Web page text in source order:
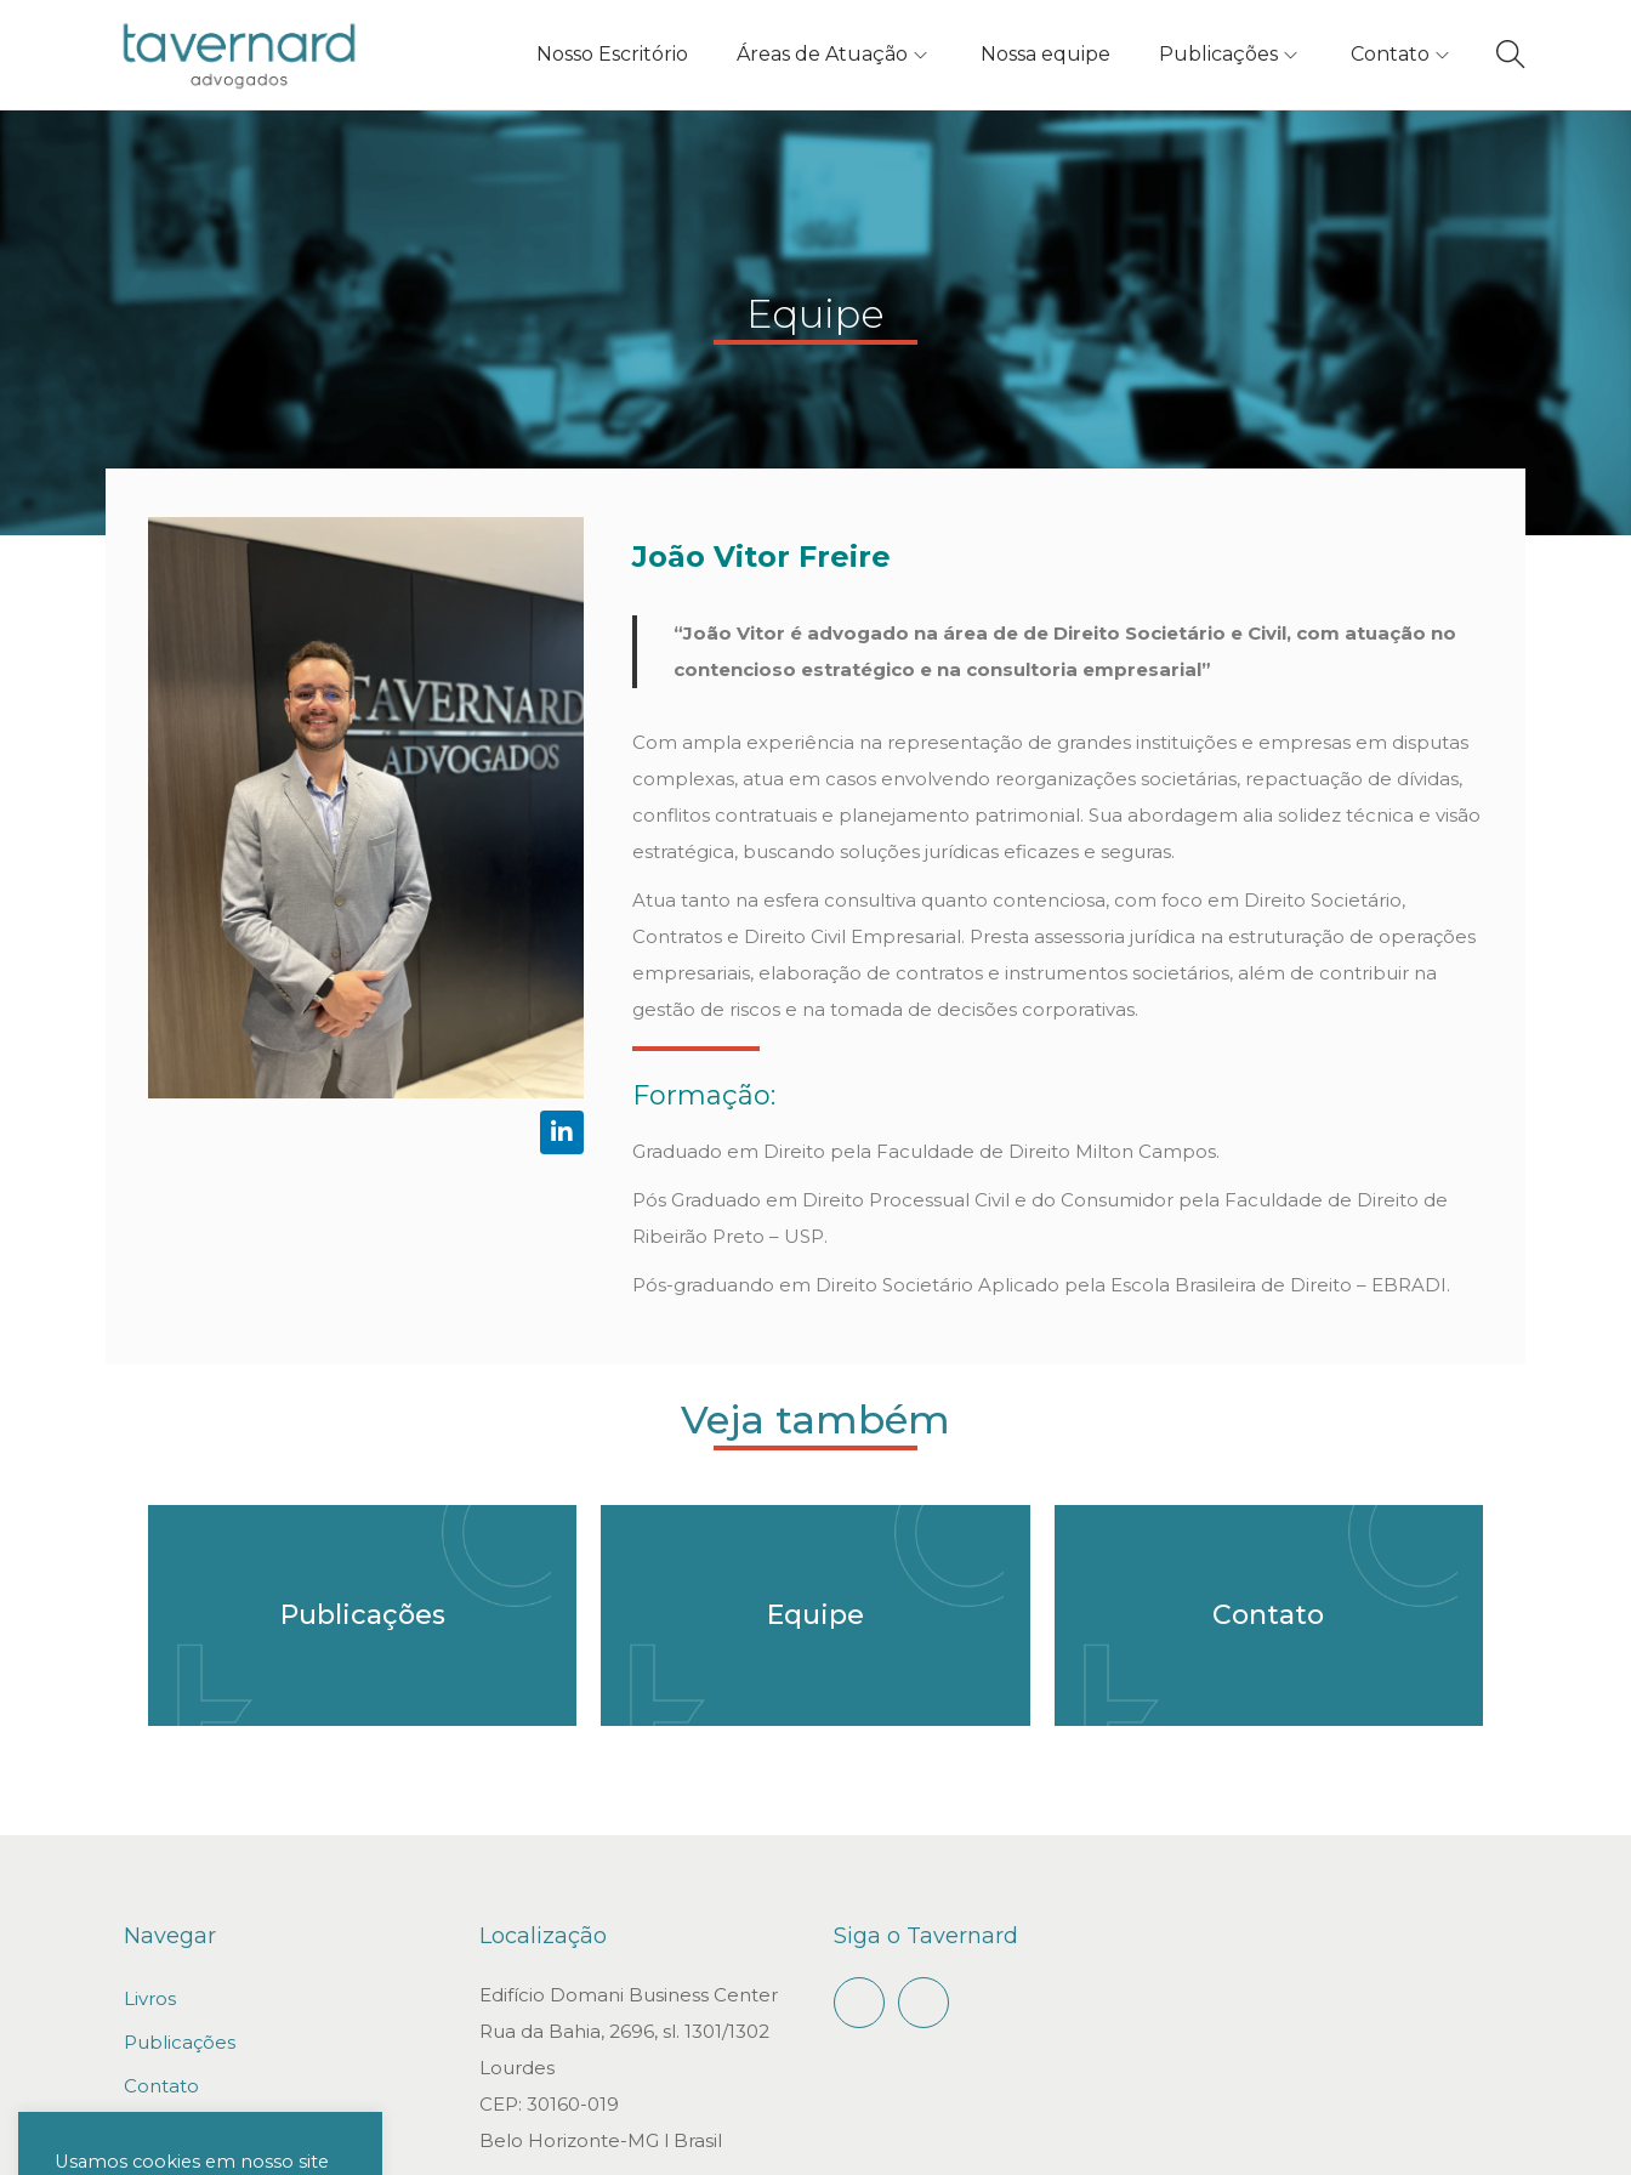
Nosso Escritório Áreas de Atuação Nossa equipe Publicações Contato
Equipe
João Vitor Freire
“João Vitor é advogado na área de de Direito Societário e Civil, com atuação no
contencioso estratégico e na consultoria empresarial”
Com ampla experiência na representação de grandes instituições e empresas em disputas
complexas, atua em casos envolvendo reorganizações societárias, repactuação de dívidas,
conflitos contratuais e planejamento patrimonial. Sua abordagem alia solidez técnica e visão
estratégica, buscando soluções jurídicas eficazes e seguras.
Atua tanto na esfera consultiva quanto contenciosa, com foco em Direito Societário,
Contratos e Direito Civil Empresarial. Presta assessoria jurídica na estruturação de operações
empresariais, elaboração de contratos e instrumentos societários, além de contribuir na
gestão de riscos e na tomada de decisões corporativas.
Formação:
Graduado em Direito pela Faculdade de Direito Milton Campos.
Pós Graduado em Direito Processual Civil e do Consumidor pela Faculdade de Direito de
Ribeirão Preto – USP.
Pós-graduando em Direito Societário Aplicado pela Escola Brasileira de Direito – EBRADI.
Veja também
Publicações Equipe Contato
Navegar
Livros
Publicações
Contato
Localização
Edifício Domani Business Center
Rua da Bahia, 2696, sl. 1301/1302
Lourdes
CEP: 30160-019
Belo Horizonte-MG l Brasil
Siga o Tavernard
Usamos cookies em nosso site